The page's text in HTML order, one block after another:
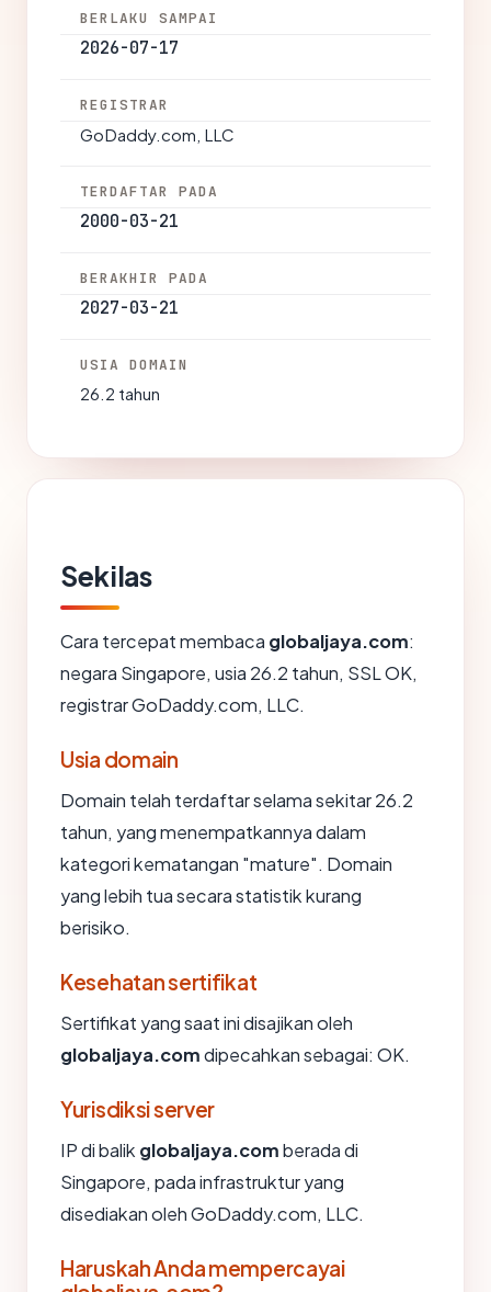
BERLAKU SAMPAI
2026-07-17
REGISTRAR
GoDaddy.com, LLC
TERDAFTAR PADA
2000-03-21
BERAKHIR PADA
2027-03-21
USIA DOMAIN
26.2 tahun
Sekilas
Cara tercepat membaca globaljaya.com:
negara Singapore, usia 26.2 tahun, SSL OK,
registrar GoDaddy.com, LLC.
Usia domain
Domain telah terdaftar selama sekitar 26.2
tahun, yang menempatkannya dalam
kategori kematangan "mature". Domain
yang lebih tua secara statistik kurang
berisiko.
Kesehatan sertifikat
Sertifikat yang saat ini disajikan oleh
globaljaya.comdipecahkan sebagai: OK.
Yurisdiksi server
IP di balik globaljaya.comberada di
Singapore, pada infrastruktur yang
disediakan oleh GoDaddy.com, LLC.
Haruskah Anda mempercayai